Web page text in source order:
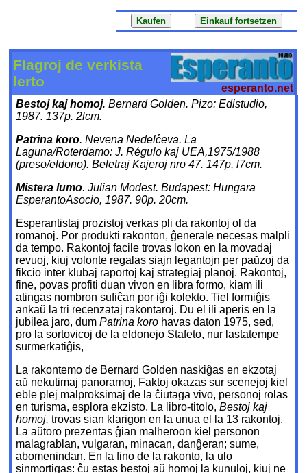
Flagroj de verkista
lerto
esperanto.net
Bestoj kaj homoj. Bernard Golden. Pizo: Edistudio,
1987. 137p. 2lcm.
Patrina koro. Nevena Nedelĉeva. La
Laguna/Roterdamo: J. Régulo kaj UEA,1975/1988
(preso/eldono). Beletraj Kajeroj nro 47. 147p, l7cm.
Mistera lumo. Julian Modest. Budapest: Hungara
EsperantoAsocio, 1987. 90p. 20cm.
Esperantistaj prozistoj verkas pli da rakontoj ol da
romanoj. Por produkti rakonton, ĝenerale necesas malpli
da tempo. Rakontoj facile trovas lokon en la movadaj
revuoj, kiuj volonte regalas siajn legantojn per paŭzoj da
fikcio inter klubaj raportoj kaj strategiaj planoj. Rakontoj,
fine, povas profiti duan vivon en libra formo, kiam ili
atingas nombron sufiĉan por iĝi kolekto. Tiel formiĝis
ankaŭ la tri recenzataj rakontaroj. Du el ili aperis en la
jubilea jaro, dumPatrina koro havas daton 1975, sed,
pro la sortovicoj de la eldonejo Stafeto, nur lastatempe
surmerkatiĝis,
La rakontemo de Bernard Golden naskiĝas en ekzotaj
aŭ nekutimaj panoramoj, Faktoj okazas sur scenejoj kiel
eble plej malproksimaj de la ĉiutaga vivo, personoj rolas
en turisma, esplora ekzisto. La libro-titolo,Bestoj kaj
homoj,trovas sian klarigon en la unua el la 13 rakontoj,
La aŭtoro prezentas ĝian malheroon kiel personon
malagrablan, vulgaran, minacan, danĝeran; sume,
abomenindan. En la fino de la rakonto, la ulo
sinmortigas: ĉu estas bestoj aŭ homoj la kunuloj, kiuj ne